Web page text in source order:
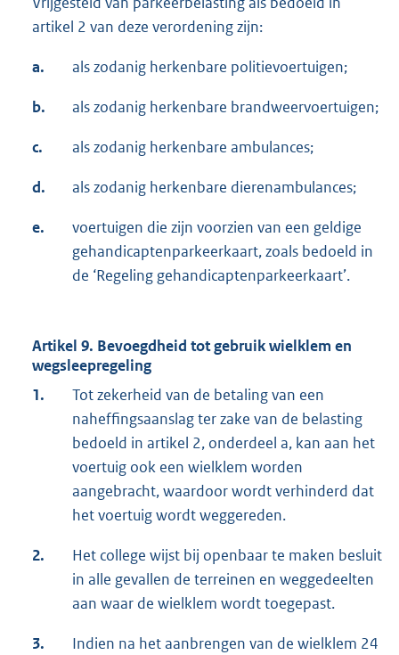
artikel 2 van deze verordening zijn:
a. als zodanig herkenbare politievoertuigen;
b. als zodanig herkenbare brandweervoertuigen;
c. als zodanig herkenbare ambulances;
d. als zodanig herkenbare dierenambulances;
e.
voertuigen die zijn voorzien van een geldige
gehandicaptenparkeerkaart, zoals bedoeld in
de ‘Regeling gehandicaptenparkeerkaart’.
Artikel 9. Bevoegdheid tot gebruik wielklem en
wegsleepregeling
1.
Tot zekerheid van de betaling van een
naheffingsaanslag ter zake van de belasting
bedoeld in artikel 2, onderdeel a, kan aan het
voertuig ook een wielklem worden
aangebracht, waardoor wordt verhinderd dat
het voertuig wordt weggereden.
2.
Het college wijst bij openbaar te maken besluit
in alle gevallen de terreinen en weggedeelten
aan waar de wielklem wordt toegepast.
3.
Indien na het aanbrengen van de wielklem 24